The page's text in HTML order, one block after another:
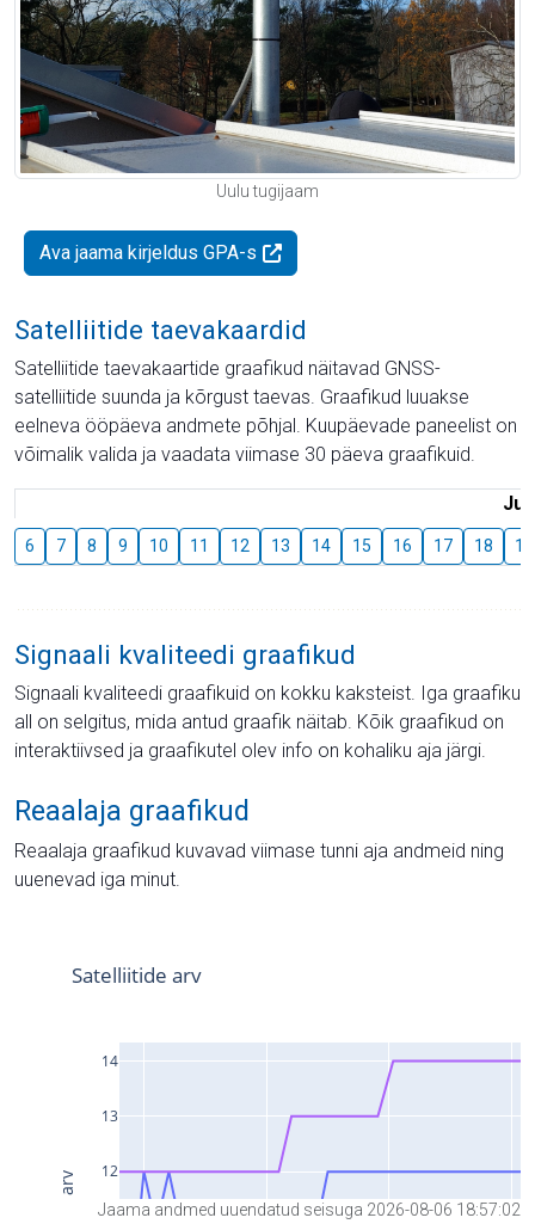
Uulu tugijaam
Ava jaama kirjeldus GPA-s
Satelliitide taevakaardid
Satelliitide taevakaartide graafikud näitavad GNSS-
satelliitide suunda ja kõrgust taevas. Graafikud luuakse
eelneva ööpäeva andmete põhjal. Kuupäevade paneelist on
võimalik valida ja vaadata viimase 30 päeva graafikuid.
6 7 8 9 10 11 12 13 14 15 16 17 18 19
Signaali kvaliteedi graafikud
Signaali kvaliteedi graafikuid on kokku kaksteist. Iga graafiku
all on selgitus, mida antud graafik näitab. Kõik graafikud on
interaktiivsed ja graafikutel olev info on kohaliku aja järgi.
Reaalaja graafikud
Reaalaja graafikud kuvavad viimase tunni aja andmeid ning
uuenevad iga minut.
Jaama andmed uuendatud seisuga 2026-08-06 18:57:02